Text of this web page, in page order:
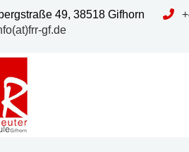
49, 38518 Gifhorn
gf.de